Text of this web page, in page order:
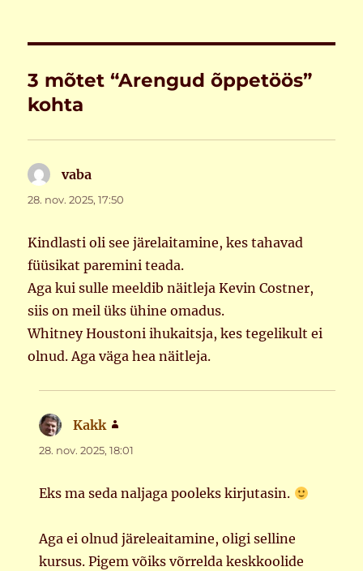
3 mõtet “Arengud õppetöös”
kohta
vaba
28. nov. 2025, 17:50
Kindlasti oli see järelaitamine, kes tahavad
füüsikat paremini teada.
Aga kui sulle meeldib näitleja Kevin Costner,
siis on meil üks ühine omadus.
Whitney Houstoni ihukaitsja, kes tegelikult ei
olnud. Aga väga hea näitleja.
Kakk
28. nov. 2025, 18:01
Eks ma seda naljaga pooleks kirjutasin.
Aga ei olnud järeleaitamine, oligi selline
kursus. Pigem võiks võrrelda keskkoolide